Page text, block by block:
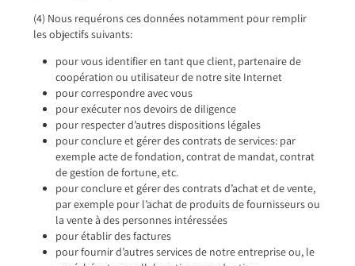
(4) Nous requérons ces données notamment pour remplir
les objectifs suivants:
pour vous identifier en tant que client, partenaire de
coopération ou utilisateur de notre site Internet
pour correspondre avec vous
pour exécuter nos devoirs de diligence
pour respecter d’autres dispositions légales
pour conclure et gérer des contrats de services: par
exemple acte de fondation, contrat de mandat, contrat
de gestion de fortune, etc.
pour conclure et gérer des contrats d’achat et de vente,
par exemple pour l’achat de produits de fournisseurs ou
la vente à des personnes intéressées
pour établir des factures
pour fournir d’autres services de notre entreprise ou, le